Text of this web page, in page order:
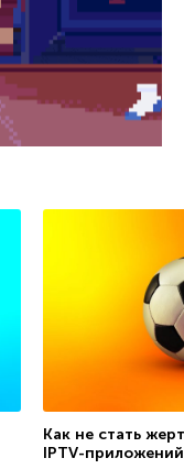
Как не стать
IPTV-